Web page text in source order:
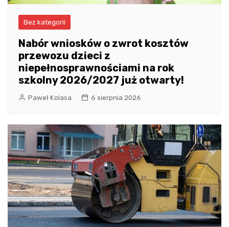
Bez kategorii
Nabór wniosków o zwrot kosztów
przewozu dzieci z
niepełnosprawnościami na rok
szkolny 2026/2027 już otwarty!
Paweł Kolasa 6 sierpnia 2026